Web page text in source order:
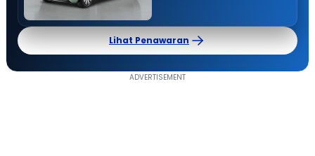
Lihat Penawaran